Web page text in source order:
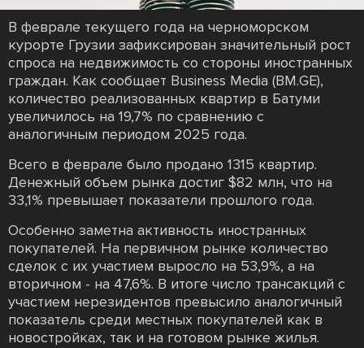
В феврале текущего года на черноморском
курорте Грузии зафиксирован значительный рост
спроса на недвижимость со стороны иностранных
граждан. Как сообщает Business Media (BM.GE),
количество реализованных квартир в Батуми
увеличилось на 19,7% по сравнению с
аналогичным периодом 2025 года.
Всего в феврале было продано 1315 квартир.
Денежный объем рынка достиг $82 млн, что на
33,1% превышает показатели прошлого года.
Особенно заметна активность иностранных
покупателей. На первичном рынке количество
сделок с их участием выросло на 53,9%, а на
вторичном - на 47,6%. В итоге число трансакций с
участием нерезидентов превысило аналогичный
показатель среди местных покупателей как в
новостройках, так и на готовом рынке жилья.